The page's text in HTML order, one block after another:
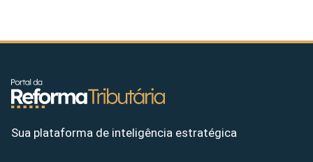
Sua plataforma de inteligência estratégica